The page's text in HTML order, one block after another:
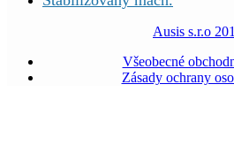
Ausis s.r.o
Všeobecné
Zásady ochrany